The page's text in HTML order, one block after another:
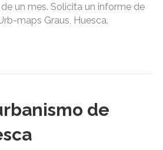
un mes. Solicita un informe de
maps Graus, Huesca.
de